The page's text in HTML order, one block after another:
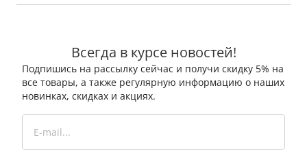
Всегда в курсе новостей!
Подпишись на рассылку сейчас и получи скидку 5% на
все товары, а также регулярную информацию о наших
новинках, скидках и акциях.